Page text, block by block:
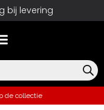
bij levering
de collectie